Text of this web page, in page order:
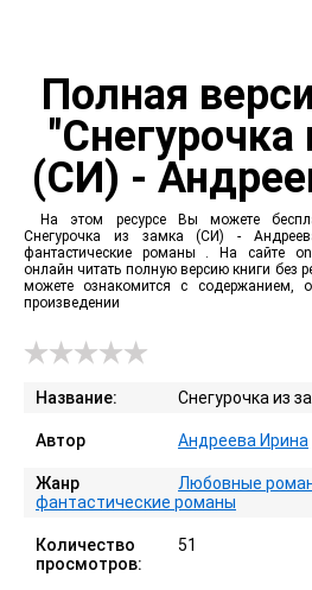
Полная
"Снегурочка
(СИ) -
На этом ресурсе Вы можете
Снегурочка из замка (СИ) -
фантастические романы . На сайте
онлайн читать полную версию книги без
можете ознакомится с содержанием,
произведении
Название: Снегурочка из
Автор Андреева Ирина
Жанр Любовные
фантастические романы
Количество
просмотров:
51